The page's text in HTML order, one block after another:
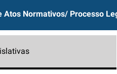
Atos Normativos/ Processo